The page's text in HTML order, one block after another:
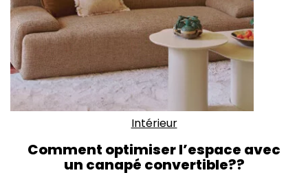
Intérieur
Comment optimiser l’espace avec
un canapé convertible??